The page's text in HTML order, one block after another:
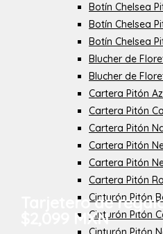
Botín Chelsea
Botín Chelsea
Botín Chelsea
Blucher de
Blucher de
Cartera Pitón
Cartera Pitón
Cartera Pitón
Cartera Pitón
Cartera Pitón
Cartera Pitón
Cinturón Pitón
Cinturón Pitón
Tarjetero de
$2,099 MXN